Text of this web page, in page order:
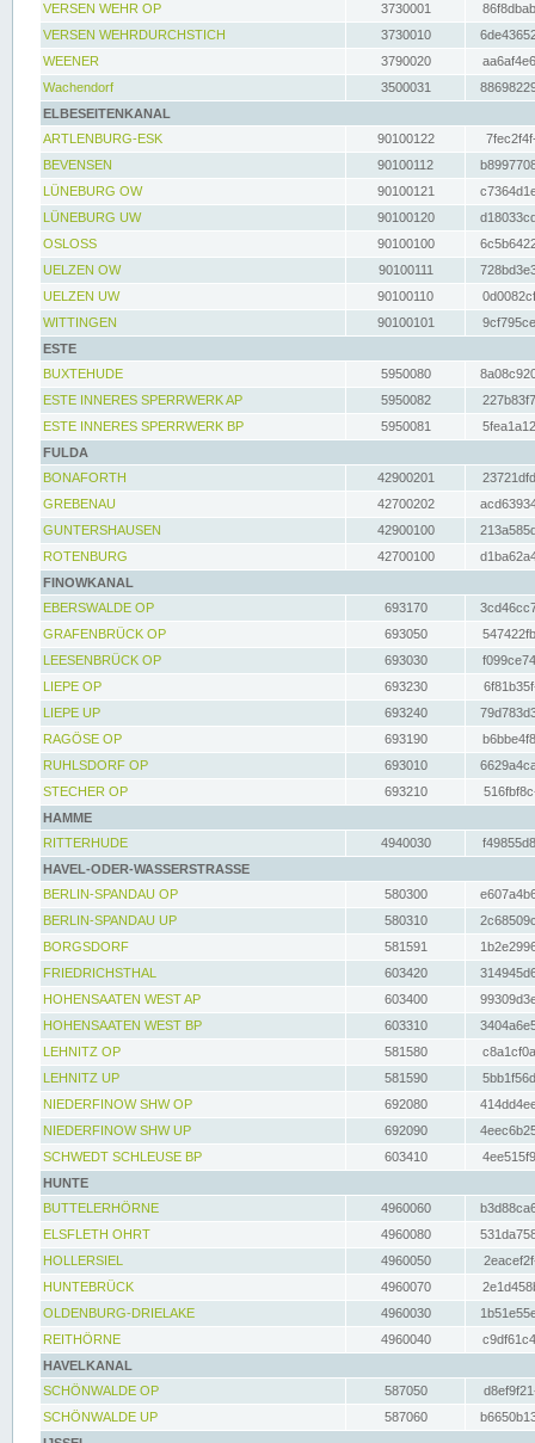
VERSEN WEHR OP
3730001
VERSEN WEHRDURCHSTICH
3730010
WEENER
3790020
Wachendorf
3500031
ELBESEITENKANAL
ARTLENBURG-ESK
90100122
BEVENSEN
90100112
LÜNEBURG OW
90100121
LÜNEBURG UW
90100120
OSLOSS
90100100
UELZEN OW
90100111
UELZEN UW
90100110
WITTINGEN
90100101
ESTE
BUXTEHUDE
5950080
ESTE INNERES SPERRWERK AP
5950082
ESTE INNERES SPERRWERK BP
5950081
FULDA
BONAFORTH
42900201
GREBENAU
42700202
GUNTERSHAUSEN
42900100
ROTENBURG
42700100
FINOWKANAL
EBERSWALDE OP
693170
GRAFENBRÜCK OP
693050
LEESENBRÜCK OP
693030
LIEPE OP
693230
LIEPE UP
693240
RAGÖSE OP
693190
RUHLSDORF OP
693010
STECHER OP
693210
HAMME
RITTERHUDE
4940030
HAVEL-ODER-WASSERSTRASSE
BERLIN-SPANDAU OP
580300
BERLIN-SPANDAU UP
580310
BORGSDORF
581591
FRIEDRICHSTHAL
603420
HOHENSAATEN WEST AP
603400
HOHENSAATEN WEST BP
603310
LEHNITZ OP
581580
LEHNITZ UP
581590
NIEDERFINOW SHW OP
692080
NIEDERFINOW SHW UP
692090
SCHWEDT SCHLEUSE BP
603410
HUNTE
BUTTELERHÖRNE
4960060
ELSFLETH OHRT
4960080
HOLLERSIEL
4960050
HUNTEBRÜCK
4960070
OLDENBURG-DRIELAKE
4960030
REITHÖRNE
4960040
HAVELKANAL
SCHÖNWALDE OP
587050
SCHÖNWALDE UP
587060